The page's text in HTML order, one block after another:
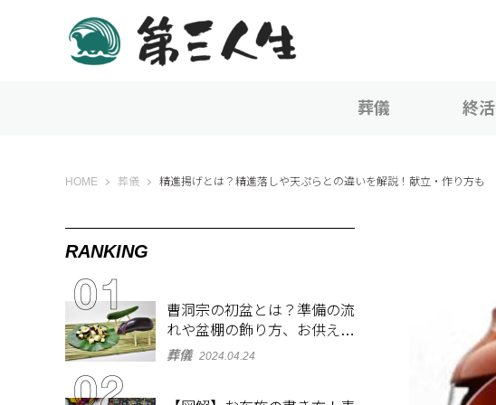
葬儀 終活
HOME 第三人生 〜寄り道の歩き方〜
葬儀 精進揚げとは？精進落しや天ぷらとの違いを解説！献立・作り方も
RANKING
曹洞宗の初盆とは？準備の流
れや盆棚の飾り方、お供え物
を解説
葬儀 2024.04.24